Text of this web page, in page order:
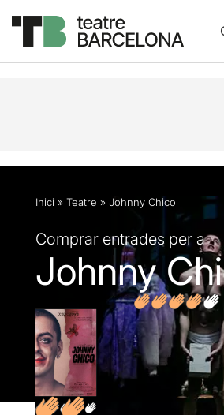
Descripció Fitxa artística
Inici » Teatre » Johnny Chico
Comprar entrades per a
Johnny